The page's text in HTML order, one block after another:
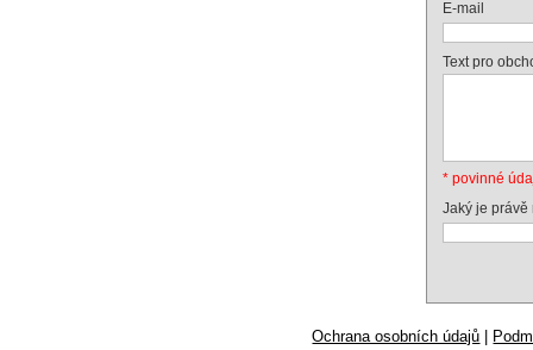
E-mail
Text pro
* povinné
Jaký je právě
Ochrana osobních údajů